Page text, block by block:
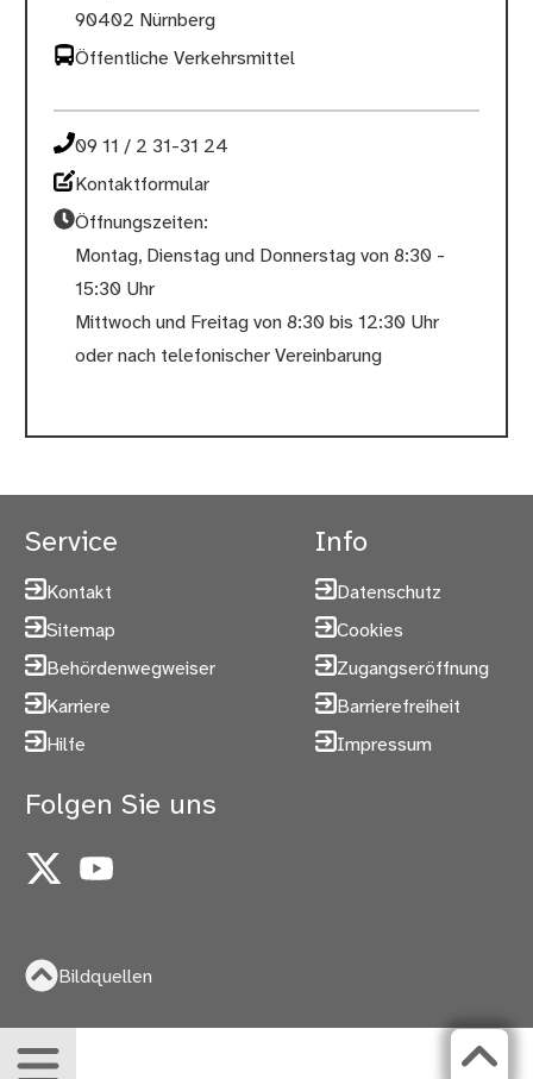
90402 Nürnberg
Öffentliche Verkehrsmittel
09 11 / 2 31-31 24
Kontaktformular
Öffnungszeiten:
Montag, Dienstag und Donnerstag von 8:30 -
15:30 Uhr
Mittwoch und Freitag von 8:30 bis 12:30 Uhr
oder nach telefonischer Vereinbarung
Service
Kontakt
Sitemap
Behördenwegweiser
Karriere
Hilfe
Info
Datenschutz
Cookies
Zugangseröffnung
Barrierefreiheit
Impressum
Folgen Sie uns
X YouTube
Bildquellen